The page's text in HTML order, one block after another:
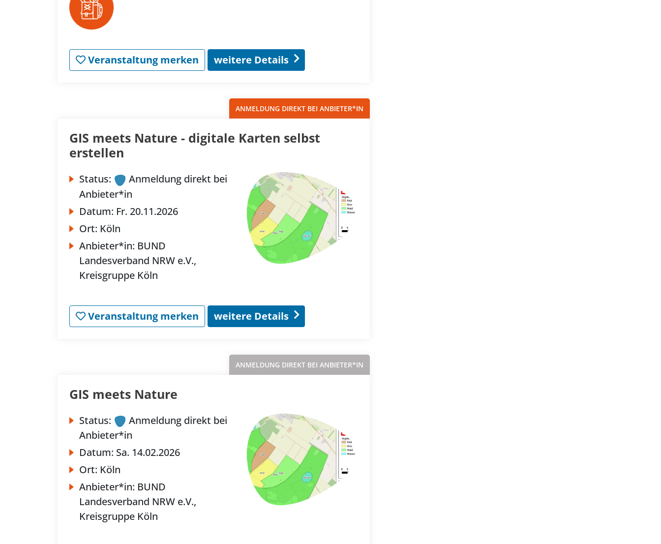
Veranstaltung merken weitere Details
ANMELDUNG DIREKT BEI ANBIETER*IN
GIS meets Nature - digitale Karten selbst
erstellen
Status:
Anmeldung direkt bei
Anbieter*in
Datum: Fr. 20.11.2026
Ort: Köln
Anbieter*in: BUND
Landesverband NRW e.V.,
Kreisgruppe Köln
Veranstaltung merken weitere Details
ANMELDUNG DIREKT BEI ANBIETER*IN
GIS meets Nature
Status:
Anmeldung direkt bei
Anbieter*in
Datum: Sa. 14.02.2026
Ort: Köln
Anbieter*in: BUND
Landesverband NRW e.V.,
Kreisgruppe Köln